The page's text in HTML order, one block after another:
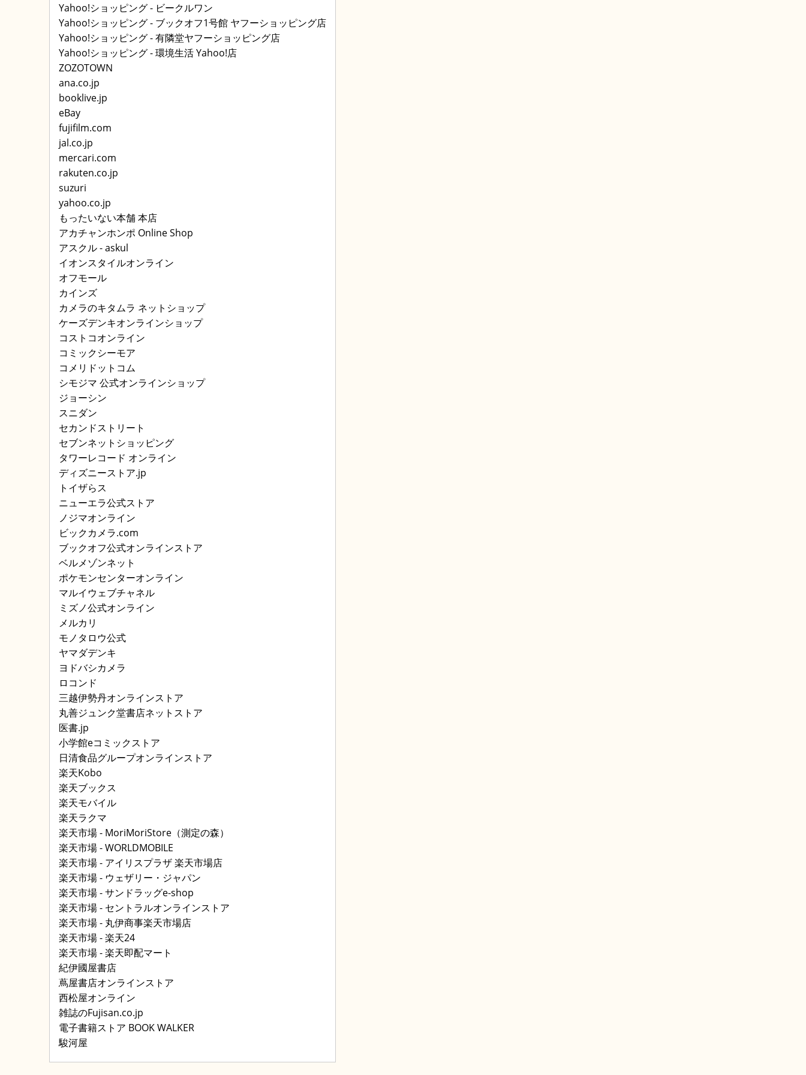
Yahoo!ショッピング - ビークルワン
Yahoo!ショッピング - ブックオフ1号館 ヤフーショッピング店
Yahoo!ショッピング - 有隣堂ヤフーショッピング店
Yahoo!ショッピング - 環境生活 Yahoo!店
ZOZOTOWN
ana.co.jp
booklive.jp
eBay
fujifilm.com
jal.co.jp
mercari.com
rakuten.co.jp
suzuri
yahoo.co.jp
もったいない本舗 本店
アカチャンホンポ Online Shop
アスクル - askul
イオンスタイルオンライン
オフモール
カインズ
カメラのキタムラ ネットショップ
ケーズデンキオンラインショップ
コストコオンライン
コミックシーモア
コメリドットコム
シモジマ 公式オンラインショップ
ジョーシン
スニダン
セカンドストリート
セブンネットショッピング
タワーレコード オンライン
ディズニーストア.jp
トイザらス
ニューエラ公式ストア
ノジマオンライン
ビックカメラ.com
ブックオフ公式オンラインストア
ベルメゾンネット
ポケモンセンターオンライン
マルイウェブチャネル
ミズノ公式オンライン
メルカリ
モノタロウ公式
ヤマダデンキ
ヨドバシカメラ
ロコンド
三越伊勢丹オンラインストア
丸善ジュンク堂書店ネットストア
医書.jp
小学館eコミックストア
日清食品グループオンラインストア
楽天Kobo
楽天ブックス
楽天モバイル
楽天ラクマ
楽天市場 - MoriMoriStore（測定の森）
楽天市場 - WORLDMOBILE
楽天市場 - アイリスプラザ 楽天市場店
楽天市場 - ウェザリー・ジャパン
楽天市場 - サンドラッグe-shop
楽天市場 - セントラルオンラインストア
楽天市場 - 丸伊商事楽天市場店
楽天市場 - 楽天24
楽天市場 - 楽天即配マート
紀伊國屋書店
蔦屋書店オンラインストア
西松屋オンライン
雑誌のFujisan.co.jp
電子書籍ストア BOOK WALKER
駿河屋